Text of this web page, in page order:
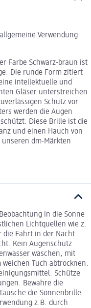
Verwendung
Farbe Schwarz-braun ist
Die runde Form zitiert
intellektuelle und
Gläser unterstreichen
Schutz vor
werden die Augen
Diese Brille ist die
und einen Hauch von
dm-Märkten
in die Sonne
Lichtquellen wie z.
die Fahrt in der Nacht
Kein Augenschutz
waschen, mit
Tuch abtrocknen.
Schütze
Bewahre die
die Sonnenbrille
z.B. durch